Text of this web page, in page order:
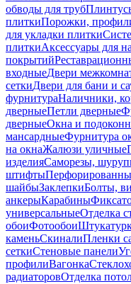
обводы для труб
плиткиПорожки,
для укладки плитки
плиткиАксессуары для
покрытий
входныеДвери
сеткиДвери для бани и
фурнитураНаличники,
дверныеПетли дверные
дверныеОкна и
мансардныеФурнитура
на окнаЖалюзи уличные
изделияСаморезы,
штифты
шайбыЗаклепкиБолты,
анкерыКарабины
универсальныеОтделка
обоиФотообои
каменьСкиналиПленки
сеткиСтеновые панели
профилиВагонка
радиаторовОтделка